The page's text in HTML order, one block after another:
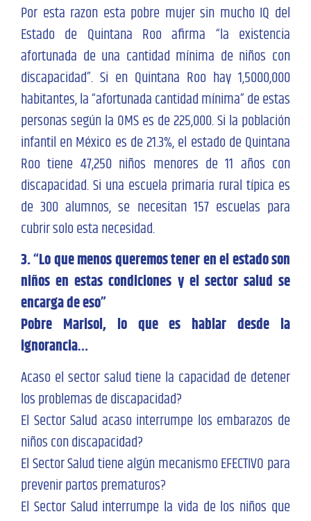
Por esta razon esta pobre mujer sin mucho IQ del
Estado de Quintana Roo afirma “la existencia
afortunada de una cantidad mínima de niños con
discapacidad”. Si en Quintana Roo hay 1,5000,000
habitantes, la “afortunada cantidad mínima” de estas
personas según la OMS es de 225,000. Si la población
infantil en México es de 21.3%, el estado de Quintana
Roo tiene 47,250 niños menores de 11 años con
discapacidad. Si una escuela primaria rural típica es
de 300 alumnos, se necesitan 157 escuelas para
cubrir solo esta necesidad.
3. “Lo que menos queremos tener en el estado son
niños en estas condiciones y el sector salud se
encarga de eso”
Pobre Marisol, lo que es hablar desde la
ignorancia…
Acaso el sector salud tiene la capacidad de detener
los problemas de discapacidad?
El Sector Salud acaso interrumpe los embarazos de
niños con discapacidad?
El Sector Salud tiene algún mecanismo EFECTIVO para
prevenir partos prematuros?
El Sector Salud interrumpe la vida de los niños que